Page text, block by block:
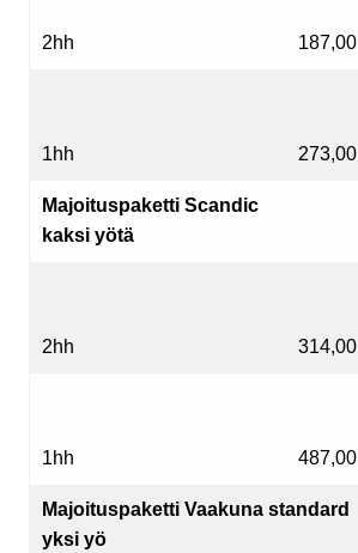
2hh 187,00
1hh 273,00
Majoituspaketti Scandic
kaksi yötä
2hh 314,00
1hh 487,00
Majoituspaketti Vaakuna standard
yksi yö